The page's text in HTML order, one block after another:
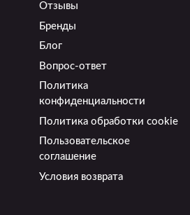
Отзывы
Бренды
Блог
Вопрос-ответ
Политика
конфиденциальности
Политика обработки cookie
Пользовательское
соглашение
Условия возврата